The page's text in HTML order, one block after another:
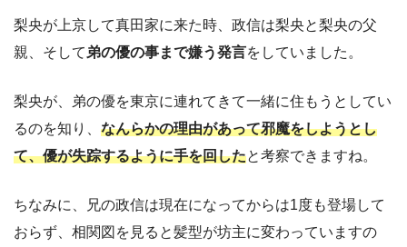
梨央が上京して真田家に来た時、政信は梨央と梨央の父
親、そして 弟の優の事まで嫌う発言をしていました。
梨央が、弟の優を東京に連れてきて一緒に住もうとしてい
るのを知り、 なんらかの理由があって邪魔をしようとし
て、優が失踪するように手を回したと考察できますね。
ちなみに、兄の政信は現在になってからは1度も登場して
おらず、相関図を見ると髪型が坊主に変わっていますの